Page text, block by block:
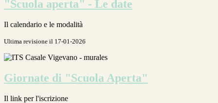
"Scuola aperta" - Le date
Il calendario e le modalità
Ultima revisione il 17-01-2026
Giornate di "Scuola Aperta"
Il link per l'iscrizione